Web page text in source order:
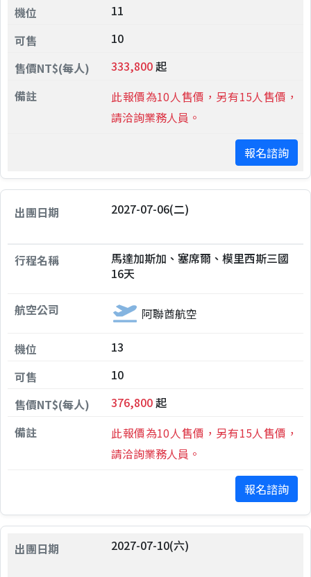
11
10
333,800起
此報價為10人售價，另有15人售價，
請洽詢業務人員。
報名諮詢
2027-07-06(二)
馬達加斯加、塞席爾、模里西斯三國
16天
阿聯酋航空
13
10
376,800起
此報價為10人售價，另有15人售價，
請洽詢業務人員。
報名諮詢
2027-07-10(六)